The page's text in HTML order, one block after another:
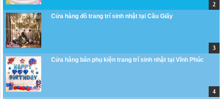
Cửa hàng đồ trang trí sinh nhật tại Cầu Giấy
Cửa hàng bán phụ kiện trang trí sinh nhật tại Vĩnh Phúc